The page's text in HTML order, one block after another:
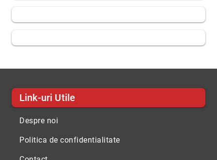
Link-uri Utile
Despre noi
Politica de confidentialitate